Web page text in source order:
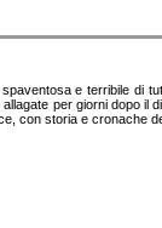
e terribile di
per giorni dopo
con storia e cronache